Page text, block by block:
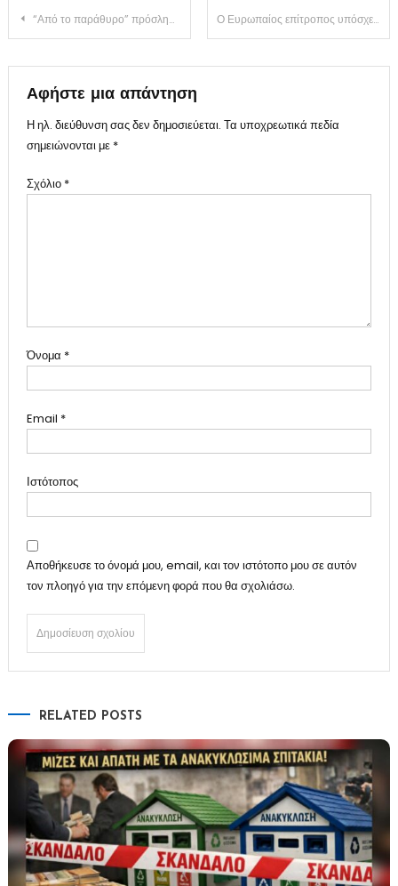
Πλοήγηση
άρθρων
“Από το παράθυρο” πρόσληψη στο 424 στρατιωτικό νοσοκομείο… Ο Ευρωπαίος επίτροπος υπόσχεται καινοτομίες ενώ η χώρα καταρρέει..
Αφήστε μια απάντηση
Η ηλ. διεύθυνση σας δεν δημοσιεύεται. Τα υποχρεωτικά πεδία
σημειώνονται με *
Σχόλιο *
Όνομα *
Email *
Ιστότοπος
Αποθήκευσε το όνομά μου, email, και τον ιστότοπο μου σε αυτόν
τον πλοηγό για την επόμενη φορά που θα σχολιάσω.
RELATED POSTS